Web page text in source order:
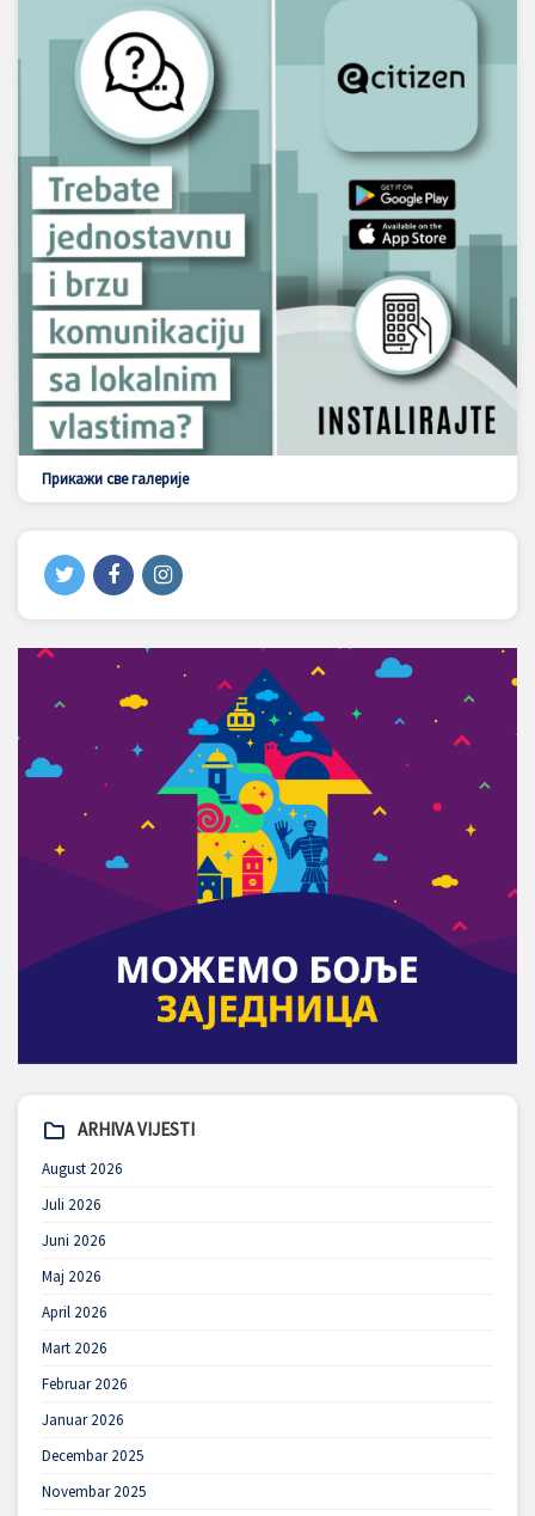
Прикажи све галерије
ARHIVA VIJESTI
August 2026
Juli 2026
Juni 2026
Maj 2026
April 2026
Mart 2026
Februar 2026
Januar 2026
Decembar 2025
Novembar 2025